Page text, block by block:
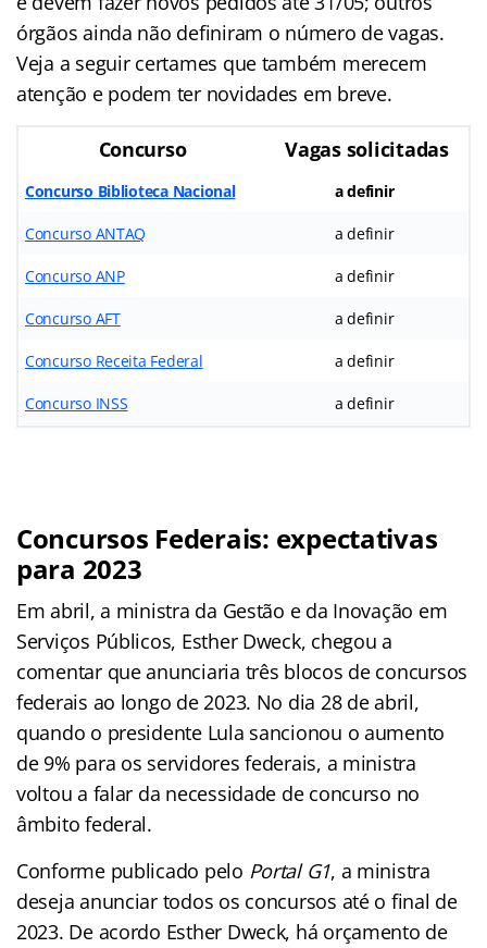
órgãos ainda não definiram o número de vagas.
Veja a seguir certames que também merecem
atenção e podem ter novidades em breve.
Concurso Vagas solicitadas
Concurso Biblioteca Nacional a definir
Concurso ANTAQ a definir
Concurso ANP a definir
Concurso AFT a definir
Concurso Receita Federal a definir
Concurso INSS a definir
Concursos Federais: expectativas
para 2023
Em abril, a ministra da Gestão e da Inovação em
Serviços Públicos, Esther Dweck, chegou a
comentar que anunciaria três blocos de concursos
federais ao longo de 2023. No dia 28 de abril,
quando o presidente Lula sancionou o aumento
de 9% para os servidores federais, a ministra
voltou a falar da necessidade de concurso no
âmbito federal.
Conforme publicado pelo Portal G1, a ministra
deseja anunciar todos os concursos até o final de
2023. De acordo Esther Dweck, há orçamento de